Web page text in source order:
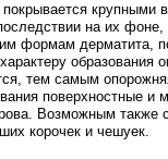
крупными
на их фоне,
формам дерматита,
образования
тем самым
поверхностные и
Возможным также
корочек и чешуек.